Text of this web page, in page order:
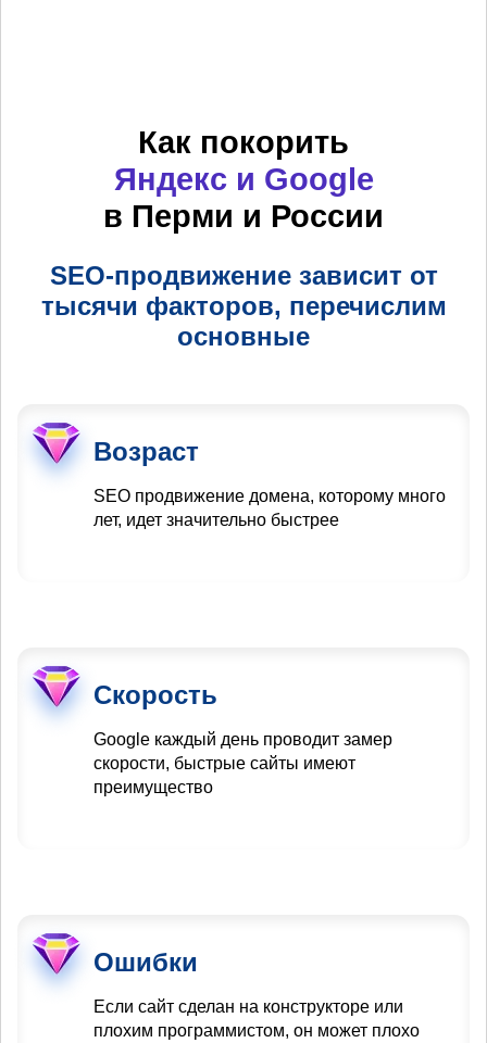
Как покорить
Яндекс и Google
в Перми и России
SEO-продвижение зависит от
тысячи факторов, перечислим
основные
Возраст
SEO продвижение домена, которому много
лет, идет значительно быстрее
Скорость
Google каждый день проводит замер
скорости, быстрые сайты имеют
преимущество
Ошибки
Если сайт сделан на конструкторе или
плохим программистом, он может плохо